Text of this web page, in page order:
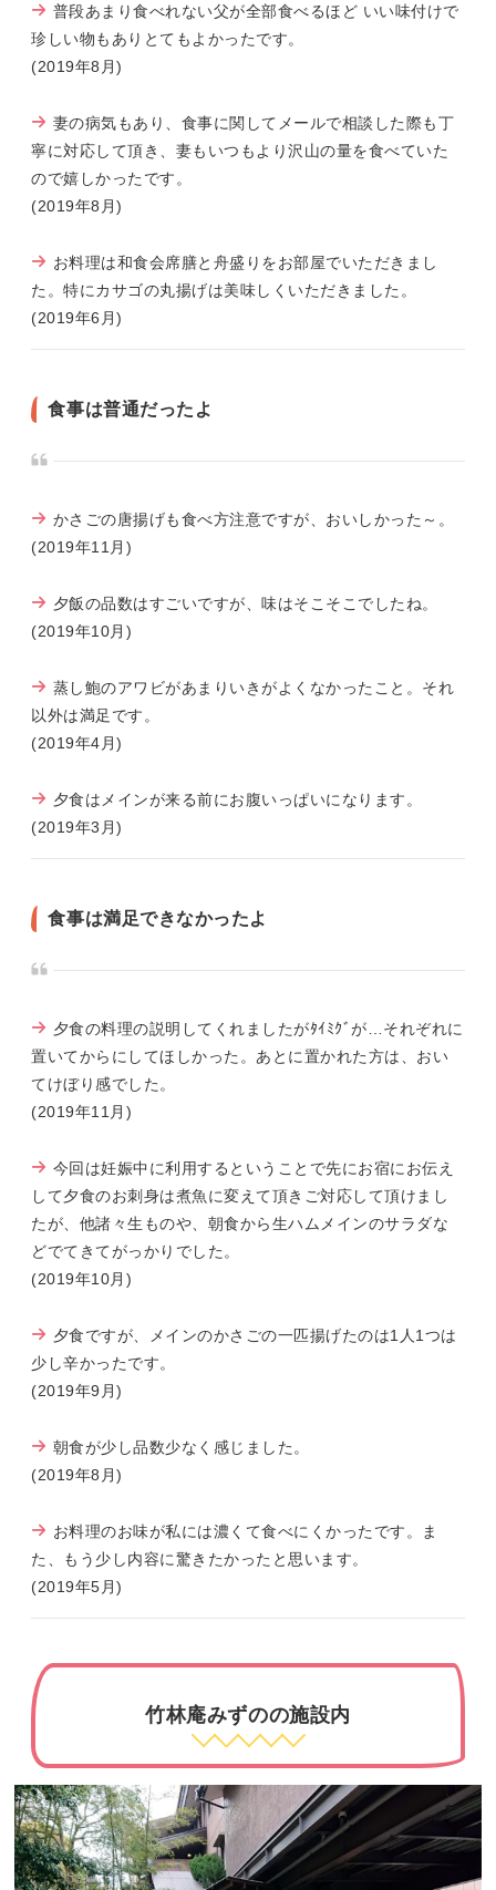
普段あまり食べれない父が全部食べるほど いい味付けで
珍しい物もありとてもよかったです。
(2019年8月)
妻の病気もあり、食事に関してメールで相談した際も丁
寧に対応して頂き、妻もいつもより沢山の量を食べていた
ので嬉しかったです。
(2019年8月)
お料理は和食会席膳と舟盛りをお部屋でいただきまし
た。特にカサゴの丸揚げは美味しくいただきました。
(2019年6月)
食事は普通だったよ
かさごの唐揚げも食べ方注意ですが、おいしかった～。
(2019年11月)
夕飯の品数はすごいですが、味はそこそこでしたね。
(2019年10月)
蒸し鮑のアワビがあまりいきがよくなかったこと。それ
以外は満足です。
(2019年4月)
夕食はメインが来る前にお腹いっぱいになります。
(2019年3月)
食事は満足できなかったよ
夕食の料理の説明してくれましたがﾀｲﾐｸﾞが…それぞれに
置いてからにしてほしかった。あとに置かれた方は、おい
てけぼり感でした。
(2019年11月)
今回は妊娠中に利用するということで先にお宿にお伝え
して夕食のお刺身は煮魚に変えて頂きご対応して頂けまし
たが、他諸々生ものや、朝食から生ハムメインのサラダな
どでてきてがっかりでした。
(2019年10月)
夕食ですが、メインのかさごの一匹揚げたのは1人1つは
少し辛かったです。
(2019年9月)
朝食が少し品数少なく感じました。
(2019年8月)
お料理のお味が私には濃くて食べにくかったです。ま
た、もう少し内容に驚きたかったと思います。
(2019年5月)
竹林庵みずのの施設内